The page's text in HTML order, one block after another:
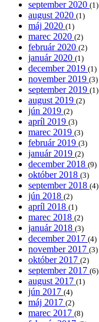
september 2020 (1)
august 2020 (1)
máj 2020 (1)
marec 2020 (2)
február 2020 (2)
január 2020 (1)
december 2019 (1)
november 2019 (3)
september 2019 (1)
august 2019 (2)
jún 2019 (2)
apríl 2019 (3)
marec 2019 (3)
február 2019 (3)
január 2019 (2)
december 2018 (9)
október 2018 (3)
september 2018 (4)
jún 2018 (2)
apríl 2018 (1)
marec 2018 (2)
január 2018 (3)
december 2017 (4)
november 2017 (3)
október 2017 (2)
september 2017 (6)
august 2017 (1)
jún 2017 (4)
máj 2017 (2)
marec 2017 (8)